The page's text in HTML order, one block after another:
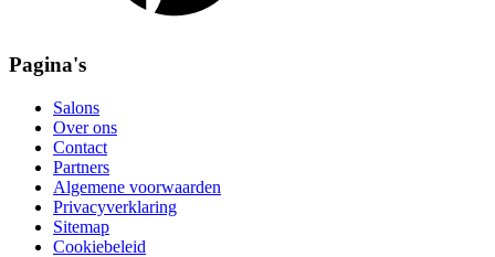
Pagina's
Salons
Over ons
Contact
Partners
Algemene voorwaarden
Privacyverklaring
Sitemap
Cookiebeleid